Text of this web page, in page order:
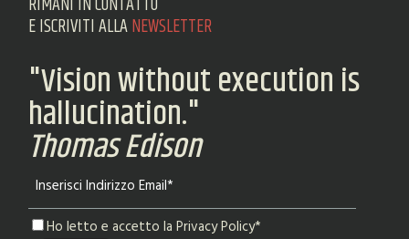
E ISCRIVITI ALLANEWSLETTER
"Vision without execution is
hallucination."
Thomas Edison
Ho letto e accetto la Privacy Policy*